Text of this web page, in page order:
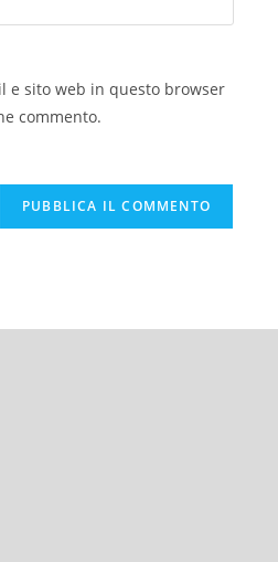
e sito web in questo browser
commento.